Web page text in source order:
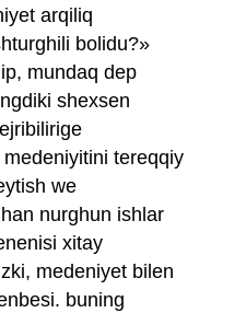
arqiliq
bolidu?»
mundaq dep
shexsen
tereqqiy
we
nurghun ishlar
xitay
medeniyet bilen
buning